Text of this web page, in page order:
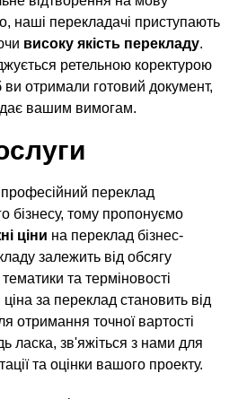
наші перекладачі приступають
високу якість перекладу.
ретельною коректурою
отримали готовий документ,
вашим вимогам.
переклад
бізнесу, тому пропонуємо
ціни на переклад бізнес-
залежить від обсягу
та терміновості
за переклад становить від
отримання точної вартості
ласка, зв'яжіться з нами для
та оцінки вашого проекту.